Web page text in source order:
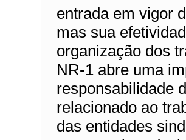
entrada em vigor
mas sua
organização dos
NR-1 abre uma
responsabilidade
relacionado ao
das entidades